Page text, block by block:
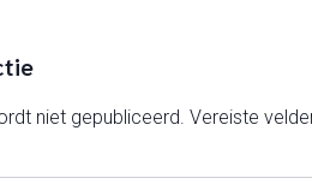
niet gepubliceerd. Vereiste